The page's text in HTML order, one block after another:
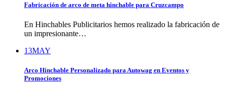
Fabricación de arco de meta hinchable para Cruzcampo
En Hinchables Publicitarios hemos realizado la fabricación de
un impresionante…
13MAY
Arco Hinchable Personalizado para Autowag en Eventos y
Promociones